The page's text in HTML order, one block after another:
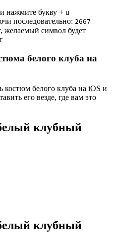
нажмите букву + u
последовательно: 2667
желаемый символ будет
белого клуба на
костюм белого клуба на iOS и
его везде, где вам это
клубный
клубный